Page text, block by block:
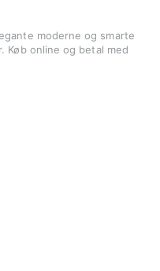
moderne og smarte
Køb online og betal med